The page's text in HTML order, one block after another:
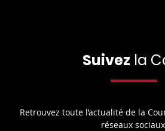
Suivez la
Retrouvez toute l’actualité de la
réseaux